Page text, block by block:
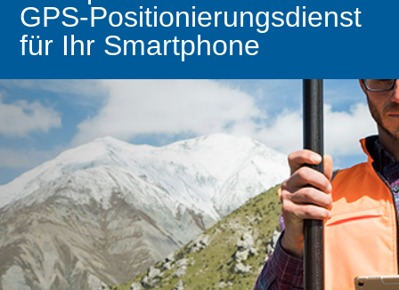
GPS-Positionierungsdienst
für Ihr Smartphone